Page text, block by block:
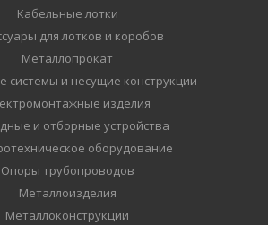
Кабельные лотки
для лотков и коробов
Металлопрокат
системы и несущие конструкции
изделия
и отборные устройства
оборудование
Опоры трубопроводов
Металлоизделия
Металлоконструкции